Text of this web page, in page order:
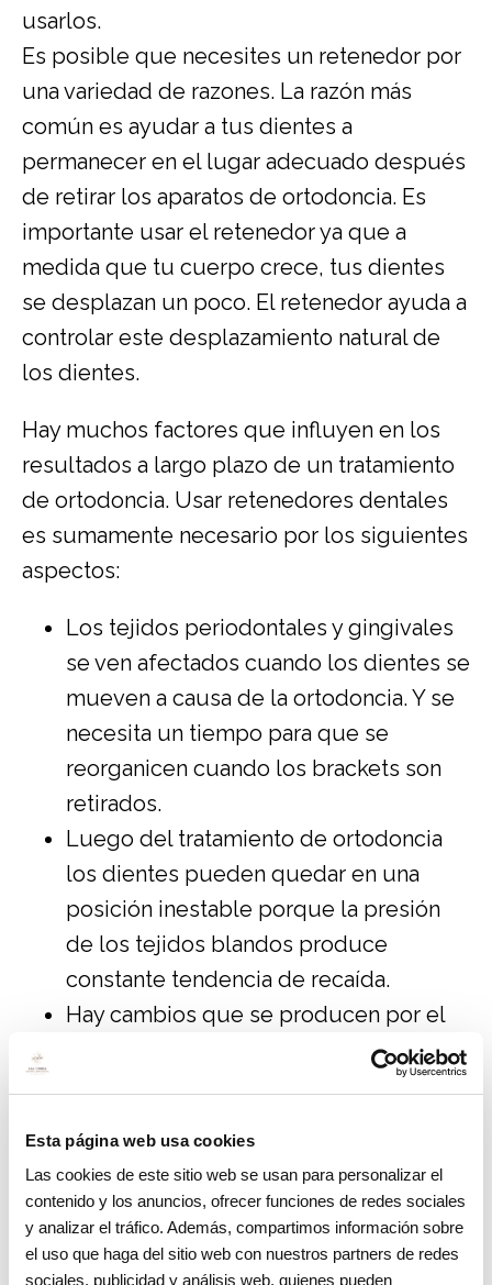
Esta página web usa cookies
Las cookies de este sitio web se usan para personalizar el
contenido y los anuncios, ofrecer funciones de redes sociales
y analizar el tráfico. Además, compartimos información sobre
el uso que haga del sitio web con nuestros partners de redes
sociales, publicidad y análisis web, quienes pueden
usarlos.
Es posible que necesites un retenedor por
una variedad de razones. La razón más
común es ayudar a tus dientes a
permanecer en el lugar adecuado después
de retirar los aparatos de ortodoncia. Es
importante usar el retenedor ya que a
medida que tu cuerpo crece, tus dientes
se desplazan un poco. El retenedor ayuda a
controlar este desplazamiento natural de
los dientes.
Hay muchos factores que influyen en los
resultados a largo plazo de un tratamiento
de ortodoncia. Usar retenedores dentales
es sumamente necesario por los siguientes
aspectos:
Los tejidos periodontales y gingivales
se ven afectados cuando los dientes se
mueven a causa de la ortodoncia. Y se
necesita un tiempo para que se
reorganicen cuando los brackets son
retirados.
Luego del tratamiento de ortodoncia
los dientes pueden quedar en una
posición inestable porque la presión
de los tejidos blandos produce
constante tendencia de recaída.
Hay cambios que se producen por el
crecimiento, por ejemplo, en los niños
puede que se alteren los resultados
no están en posición inestable y el
crecimiento no continúa, la retención
igual es necesaria. Es importante que
se complete la reorganización gingival